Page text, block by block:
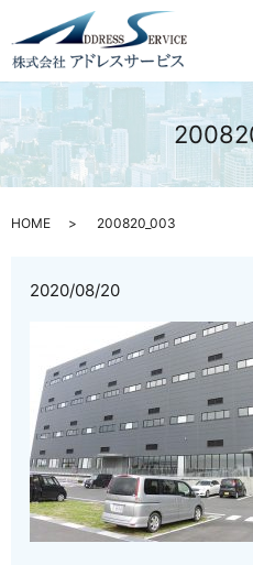
HOME 200820_003
2020/08/20